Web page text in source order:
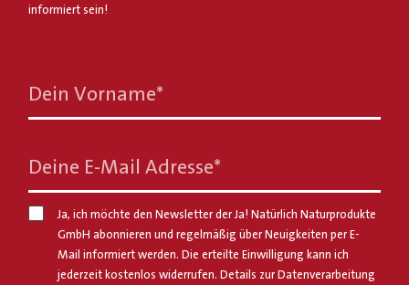
informiert sein!
Dein Vorname*
Deine E-Mail Adresse*
Ja, ich möchte den Newsletter der Ja! Natürlich Naturprodukte
GmbH abonnieren und regelmäßig über Neuigkeiten per E-
Mail informiert werden. Die erteilte Einwilligung kann ich
jederzeit kostenlos widerrufen. Details zur Datenverarbeitung